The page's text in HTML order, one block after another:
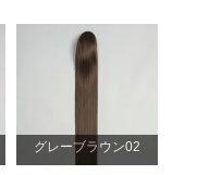
グレーブラウン02